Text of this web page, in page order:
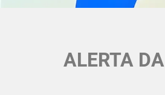
ALERTA